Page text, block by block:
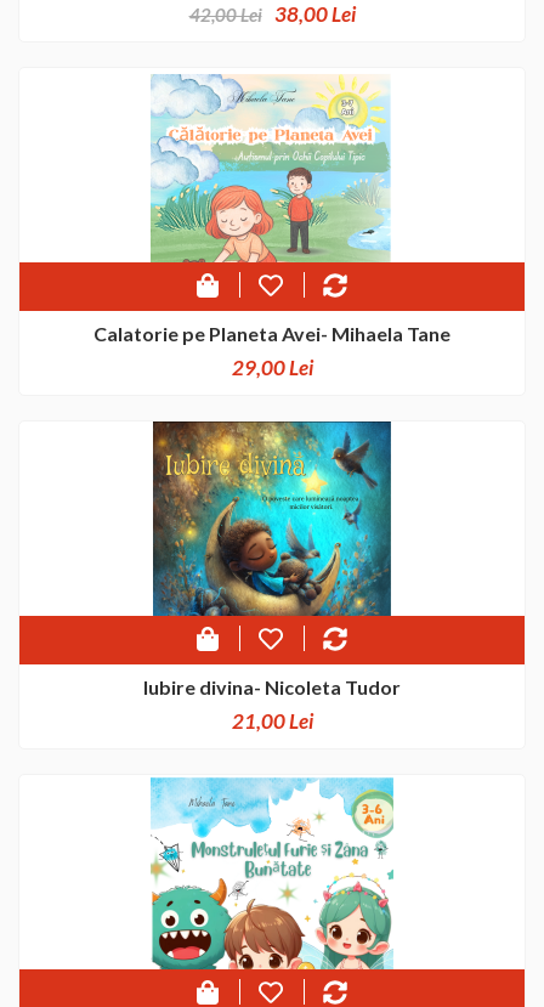
42,00 Lei 38,00 Lei
Calatorie pe Planeta Avei- Mihaela Tane
29,00 Lei
Iubire divina- Nicoleta Tudor
21,00 Lei